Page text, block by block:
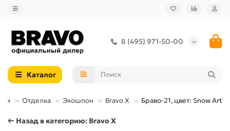
8 (495) 971-50-00
Каталог
Отделка Экошпон Bravo X Браво-21, цвет: Snow Art
← Назад в категорию: Bravo X